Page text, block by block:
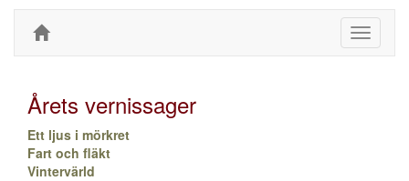
Toggle
Årets vernissager
Ett ljus i mörkret
Fart och fläkt
Vintervärld